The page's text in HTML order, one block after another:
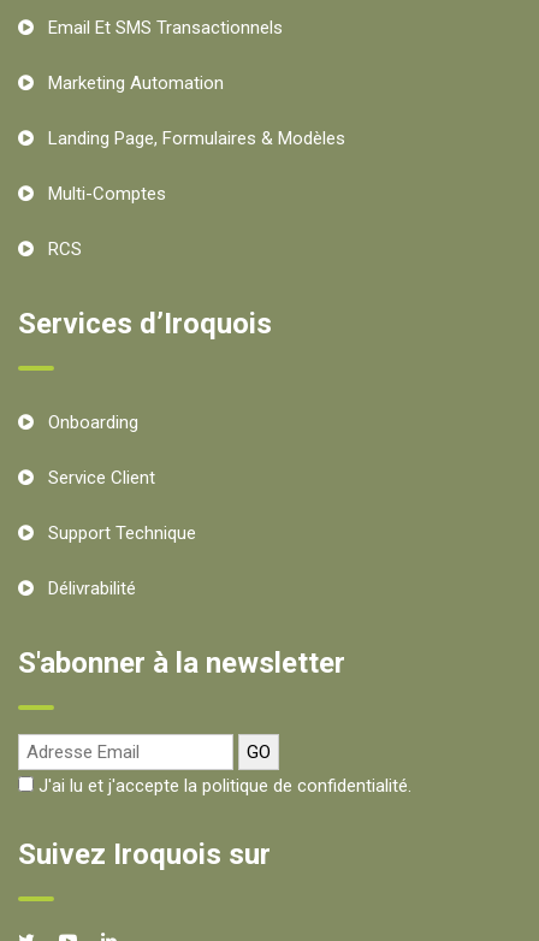
Email Et SMS Transactionnels
Marketing Automation
Landing Page, Formulaires & Modèles
Multi-Comptes
RCS
Services d’Iroquois
Onboarding
Service Client
Support Technique
Délivrabilité
S'abonner à la newsletter
J'ai lu et j'accepte la politique de confidentialité.
Suivez Iroquois sur